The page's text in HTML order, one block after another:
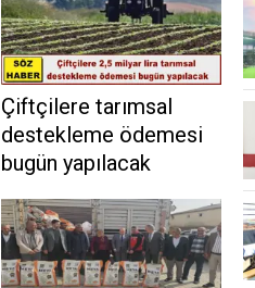
Çiftçilere tarımsal
destekleme ödemesi
bugün yapılacak